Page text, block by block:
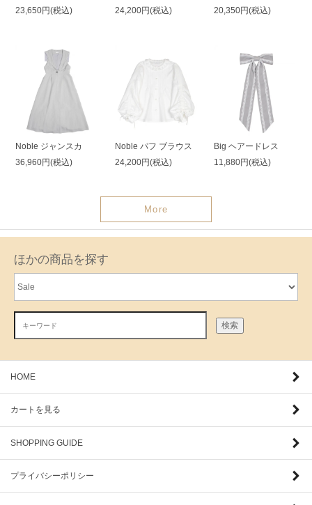
23,650円(税込)
24,200円(税込)
20,350円(税込)
Noble ジャンスカ
36,960円(税込)
Noble パフ ブラウス
24,200円(税込)
Big ヘアードレス
11,880円(税込)
More
ほかの商品を探す
検索
HOME
カートを見る
SHOPPING GUIDE
プライバシーポリシー